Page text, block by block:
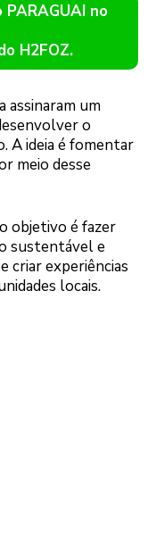
no
H2FOZ.
assinaram um
o
A ideia é fomentar
meio desse
objetivo é fazer
sustentável e
criar experiências
locais.